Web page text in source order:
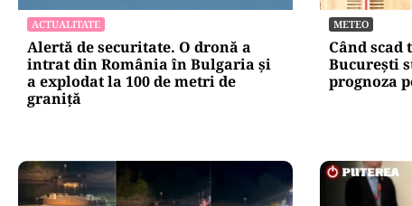
ACTUALITATE
Alertă de securitate. O dronă a
intrat din România în Bulgaria şi
a explodat la 100 de metri de
graniţă
METEO
Când
București
prognoza